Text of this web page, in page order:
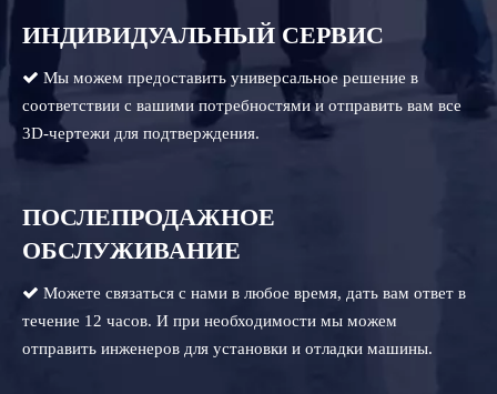
ИНДИВИДУАЛЬНЫЙ СЕРВИС
 Мы можем предоставить универсальное решение в
соответствии с вашими потребностями и отправить вам все
3D-чертежи для подтверждения.
ПОСЛЕПРОДАЖНОЕ
ОБСЛУЖИВАНИЕ
 Можете связаться с нами в любое время, дать вам ответ в
течение 12 часов. И при необходимости мы можем
отправить инженеров для установки и отладки машины.